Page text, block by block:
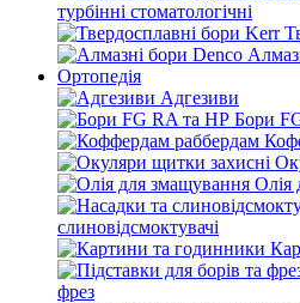
турбінні стоматологічні
Ортопедія
Адгезиви
Бори
Олія
слиновідсмоктувачі
фрез